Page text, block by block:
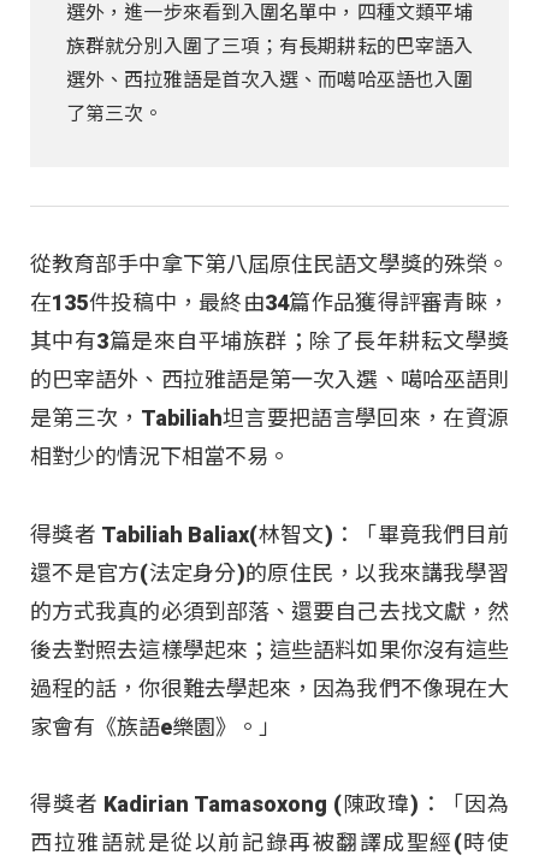
選外，進一步來看到入圍名單中，四種文類平埔
族群就分別入圍了三項；有長期耕耘的巴宰語入
選外、西拉雅語是首次入選、而噶哈巫語也入圍
了第三次。
從教育部手中拿下第八屆原住民語文學獎的殊榮。
在135件投稿中，最終由34篇作品獲得評審青睞，
其中有3篇是來自平埔族群；除了長年耕耘文學獎
的巴宰語外、西拉雅語是第一次入選、噶哈巫語則
是第三次，Tabiliah坦言要把語言學回來，在資源
相對少的情況下相當不易。
得獎者 Tabiliah Baliax(林智文)：「畢竟我們目前
還不是官方(法定身分)的原住民，以我來講我學習
的方式我真的必須到部落、還要自己去找文獻，然
後去對照去這樣學起來；這些語料如果你沒有這些
過程的話，你很難去學起來，因為我們不像現在大
家會有《族語e樂園》。」
得獎者 Kadirian Tamasoxong (陳政瑋)：「因為
西拉雅語就是從以前記錄再被翻譯成聖經(時使